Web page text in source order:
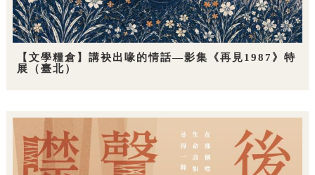
【文學糧倉】講袂出喙的情話—影集《再見1987》特
展（臺北）